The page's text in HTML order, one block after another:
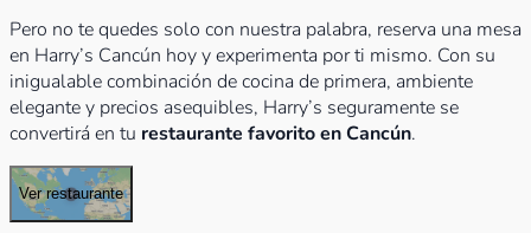
Pero no te quedes solo con nuestra palabra, reserva una mesa
en Harry’s Cancún hoy y experimenta por ti mismo. Con su
inigualable combinación de cocina de primera, ambiente
elegante y precios asequibles, Harry’s seguramente se
convertirá en tu restaurante favorito en Cancún.
Ver restaurante